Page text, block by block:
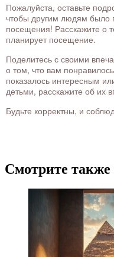
Пожалуйста, оставьте
чтобы другим людям было
посещения! Расскажите о
планирует посещение.
Поделитесь с своими
о том, что вам
показалось интересным
детьми, расскажите об их
Будьте корректны, и
Смотрите